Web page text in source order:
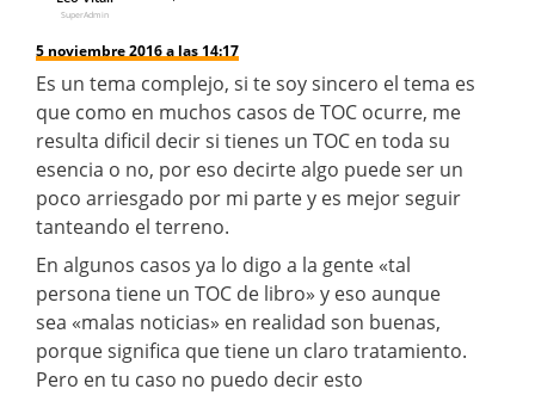
SuperAdmin
5 noviembre 2016 a las 14:17
Es un tema complejo, si te soy sincero el tema es
que como en muchos casos de TOC ocurre, me
resulta dificil decir si tienes un TOC en toda su
esencia o no, por eso decirte algo puede ser un
poco arriesgado por mi parte y es mejor seguir
tanteando el terreno.
En algunos casos ya lo digo a la gente «tal
persona tiene un TOC de libro» y eso aunque
sea «malas noticias» en realidad son buenas,
porque significa que tiene un claro tratamiento.
Pero en tu caso no puedo decir esto